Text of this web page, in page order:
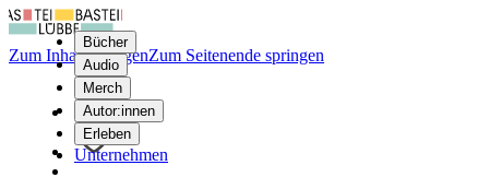
Bücher
Audio
Merch
Autor:innen
Erleben
Unternehmen
Zum Inhalt springenZum Seitenende springen